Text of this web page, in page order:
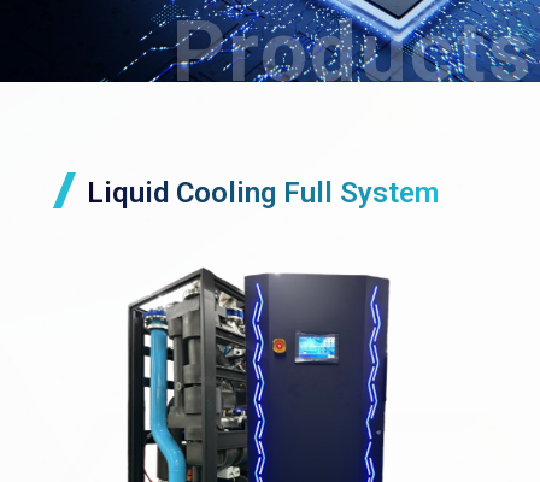
Products
Liquid Cooling Full System